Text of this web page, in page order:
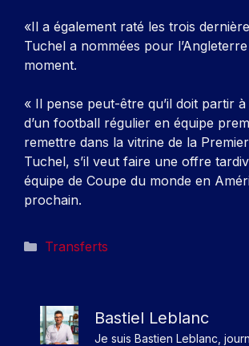
«Il a également raté les trois
Tuchel a nommées pour
moment.
« Il pense peut-être qu’il doit partir
d’un football régulier en équipe
remettre dans la vitrine de la
Tuchel, s’il veut faire une offre
équipe de Coupe du monde en
prochain.
Catégories
Transferts
Bastiel Leblanc
Je suis Bastien Leblanc,